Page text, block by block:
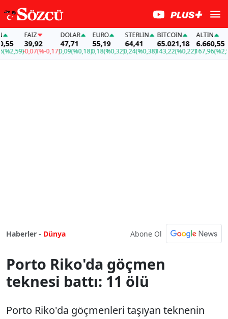
FAİZ
39,92
-0,07(%-0,17)
DOLAR
47,71
0,09(%0,18)
EURO
55,19
0,18(%0,32)
STERLIN
64,41
0,24(%0,38)
BITCOIN
65.021,18
143,22(%0,22)
ALTIN
6.660,55
167,96(%2,59)
Haberler - Dünya Abone Ol
Porto Riko'da göçmen
teknesi battı: 11 ölü
Porto Riko'da göçmenleri taşıyan teknenin